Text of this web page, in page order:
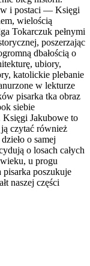
i postaci — Księgi
wielością
Tokarczuk pełnymi
poszerzając
dbałością o
ubiory,
katolickie plebanie
w lekturze
pisarka tka obraz
siebie
Księgi Jakubowe to
czytać również
o samej
o losach całych
u progu
poszukuje
naszej części